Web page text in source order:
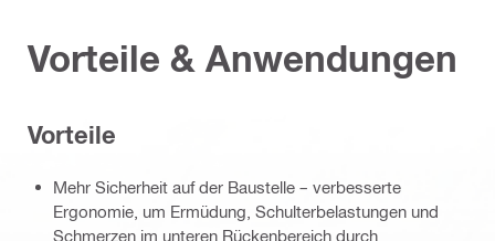
Vorteile & Anwendungen
Vorteile
Mehr Sicherheit auf der Baustelle – verbesserte
Ergonomie, um Ermüdung, Schulterbelastungen und
Schmerzen im unteren Rückenbereich durch